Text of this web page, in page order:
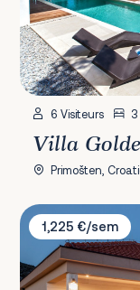
6 Visiteurs
Villa
Primošten,
Villa Big Garden
1,225 €/sem